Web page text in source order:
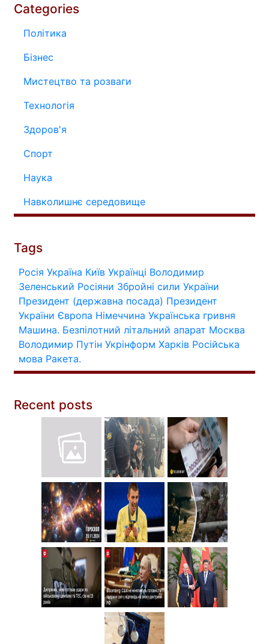
Categories
Політика
Бізнес
Мистецтво та розваги
Технологія
Здоров'я
Спорт
Наука
Навколишнє середовище
Tags
Росія Україна Київ Українці Володимир
Зеленський Росіяни Збройні сили України
Президент (державна посада) Президент
України Європа Німеччина Українська гривня
Машина. Безпілотний літальний апарат Москва
Володимир Путін Укрінформ Харків Російська
мова Ракета.
Recent posts